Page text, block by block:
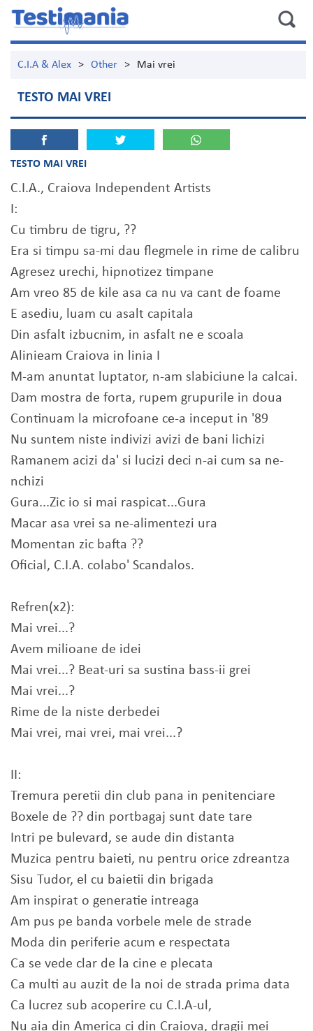
C.I.A & Alex > Other > Mai vrei
TESTO MAI VREI
TESTO MAI VREI
C.I.A., Craiova Independent Artists
I:
Cu timbru de tigru, ??
Era si timpu sa-mi dau flegmele in rime de calibru
Agresez urechi, hipnotizez timpane
Am vreo 85 de kile asa ca nu va cant de foame
E asediu, luam cu asalt capitala
Din asfalt izbucnim, in asfalt ne e scoala
Alinieam Craiova in linia I
M-am anuntat luptator, n-am slabiciune la calcai.
Dam mostra de forta, rupem grupurile in doua
Continuam la microfoane ce-a inceput in '89
Nu suntem niste indivizi avizi de bani lichizi
Ramanem acizi da' si lucizi deci n-ai cum sa ne-
nchizi
Gura...Zic io si mai raspicat...Gura
Macar asa vrei sa ne-alimentezi ura
Momentan zic bafta ??
Oficial, C.I.A. colabo' Scandalos.
Refren(x2):
Mai vrei...?
Avem milioane de idei
Mai vrei...? Beat-uri sa sustina bass-ii grei
Mai vrei...?
Rime de la niste derbedei
Mai vrei, mai vrei, mai vrei...?
II:
Tremura peretii din club pana in penitenciare
Boxele de ?? din portbagaj sunt date tare
Intri pe bulevard, se aude din distanta
Muzica pentru baieti, nu pentru orice zdreantza
Sisu Tudor, el cu baietii din brigada
Am inspirat o generatie intreaga
Am pus pe banda vorbele mele de strade
Moda din periferie acum e respectata
Ca se vede clar de la cine e plecata
Ca multi au auzit de la noi de strada prima data
Ca lucrez sub acoperire cu C.I.A-ul,
Nu aia din America ci din Craiova, dragii mei